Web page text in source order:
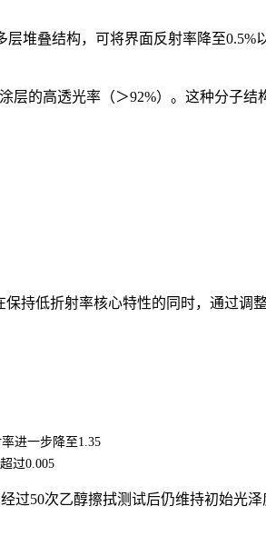
堆叠结构，可将界面反射率降至
的高透光率（＞92%）。这种分子
持低折射率核心特性的同时，通过调
进一步降至1.35
过0.005
过50次乙醇擦拭测试后仍维持初始光